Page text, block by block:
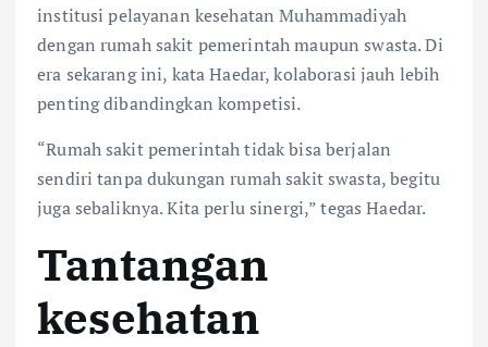
institusi pelayanan kesehatan Muhammadiyah
dengan rumah sakit pemerintah maupun swasta. Di
era sekarang ini, kata Haedar, kolaborasi jauh lebih
penting dibandingkan kompetisi.
“Rumah sakit pemerintah tidak bisa berjalan
sendiri tanpa dukungan rumah sakit swasta, begitu
juga sebaliknya. Kita perlu sinergi,” tegas Haedar.
Tantangan
kesehatan